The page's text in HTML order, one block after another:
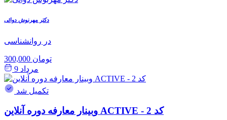
دکتر مهرنوش دوائی
در روانشناسی
300,000 تومان
مرداد 9
تکمیل شد
وبینار معارفه دوره آنلاین ACTIVE - کد 2